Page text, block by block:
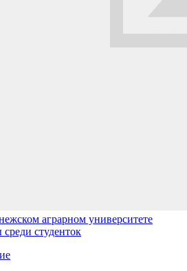
аграрном университете
студенток